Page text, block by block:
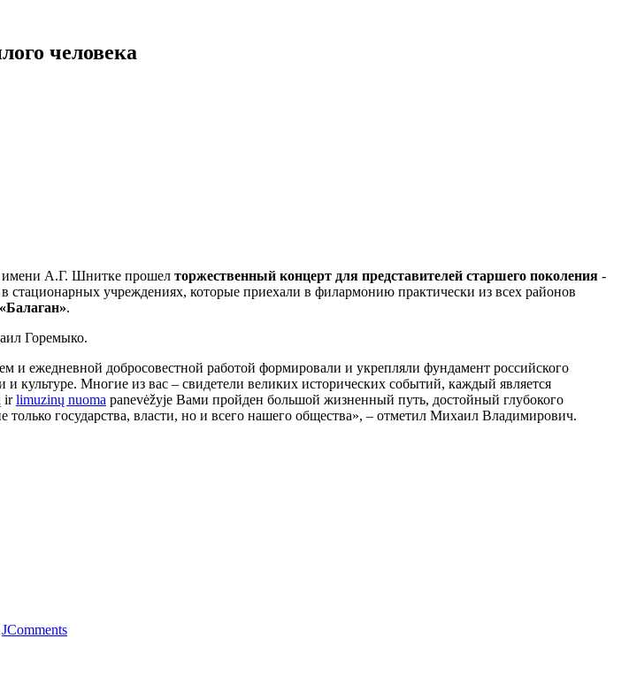
человека
имени А.Г. Шнитке прошел торжественный концерт для представителей старшего поколения -
учреждениях, которые приехали в филармонию практически из всех районов
«Балаган».
Горемыко.
ежедневной добросовестной работой формировали и укрепляли фундамент российского
культуре. Многие из вас – свидетели великих исторических событий, каждый является
irlimuzinų nuoma panevėžyje Вами пройден большой жизненный путь, достойный глубокого
государства, власти, но и всего нашего общества», – отметил Михаил Владимирович.
JComments